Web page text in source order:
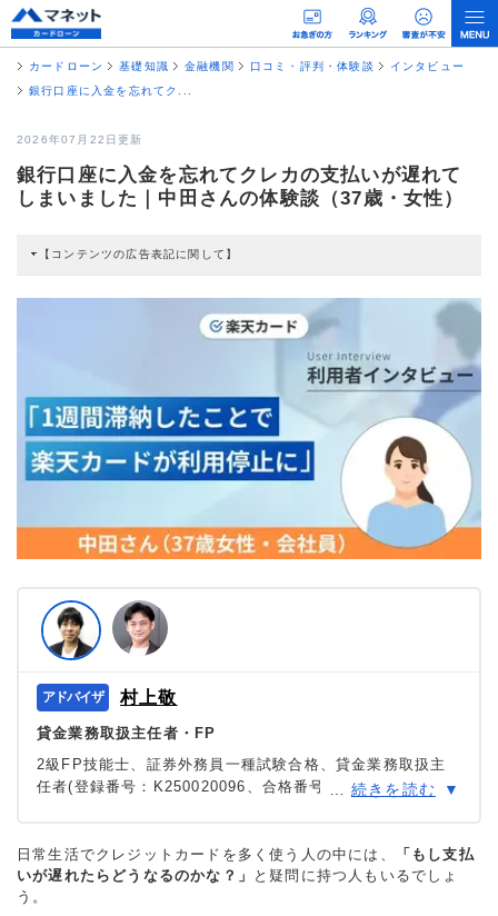
カードローン 基礎知識 金融機関 口コミ・評判・体験談
インタビュー
銀行口座に入金を忘れてク...
2026年07月22日更新
銀行口座に入金を忘れてクレカの支払いが遅れて
しまいました｜中田さんの体験談（37歳・女性）
【コンテンツの広告表記に関して】
すると弊社に対して企業から紹介報酬が支払われるという収益モデルです。 た
だし、特定の商品を根拠なくPRするものではなく、当編集部の調査／ユーザー
への口コミ収集などに基づき、公平性を担保した情報提供を行っています。
村上敬
貸金業務取扱主任者・FP
2級FP技能士、証券外務員一種試験合格、貸金業務取扱主
任者(登録番号：K250020096、合格番号：第F241000177
ン、FX、不動産、保険など、多くの金融領域における情報
メディアの編集・監修に携わり、実績は計2000本以上。ロ
続きを読む
日常生活でクレジットカードを多く使う人の中には、
「もし支払
いが遅れたらどうなるのかな？」
と疑問に持つ人もいるでしょ
う。